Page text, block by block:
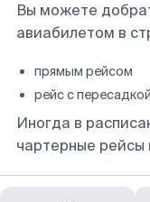
Вы можете
авиабилетом в
прямым рейсом
рейс с пересадкой
Иногда в
чартерные рейсы